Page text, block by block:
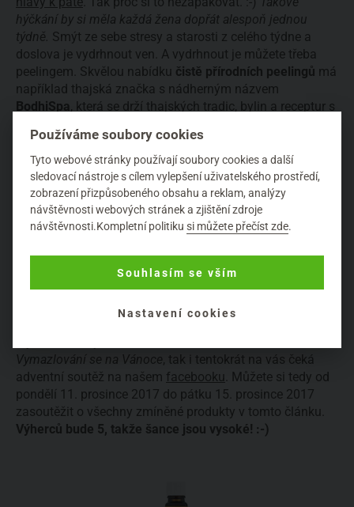
hýčkání by si měla každá žena dopřát alespoň jednou
týdně. Smýt ze sebe stresy a starosti z celého týdne a
doslova je vydrhnout ven. A vydrhnout je můžete třeba
peelingem. Skvělou nabídku čistě přírodních peelingů má
například thajská značka s nádherným názvem
BodhiSpa, která se drží thajských tradic, bylin a receptur s
éterických olejů. Jejich peelingy jsou navíc plné výživných
olejů a másel. V nabídce BodhiSpa naleznete také
koupelové soli(a nejen to!), které relaxační rituál
dotáhnou do výšin. Takovou vánoční vůní budepomeranč
se zázvorem. Pokud byste ovšem raději hlubokou relaxaci
a zklidnění své rozlítané psychiky - s levandulí nikdy
TŘETÍ ADVENTNÍ SOUTĚŽ PRÁVĚ
Vymazlování se na Vánoce, tak i tentokrát na vás čeká
adventní soutěž na našem facebooku
. Můžete si tedy od
pondělí 11. prosince 2017 do pátku 15. prosince 2017
zasoutěžit o všechny zmíněné produkty v tomto článku.
Výherců bude 5, takže šance jsou vysoké! :-)
Používáme soubory cookies
Tyto webové stránky používají soubory cookies a další
sledovací nástroje s cílem vylepšení uživatelského prostředí,
zobrazení přizpůsobeného obsahu a reklam, analýzy
návštěvnosti webových stránek a zjištění zdroje
návštěvnosti.Kompletní politikusi můžete přečíst zde.
Souhlasím se vším
Nastavení cookies